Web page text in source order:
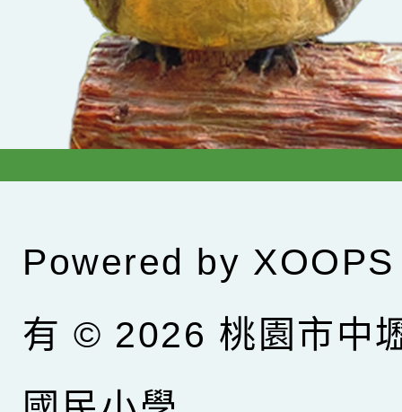
Powered by XOOPS
有 © 2026 桃園市中